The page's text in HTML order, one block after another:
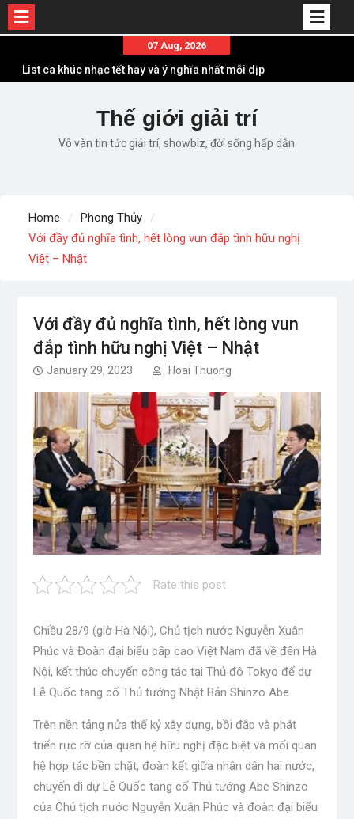
content
07 Aug, 2026
List ca khúc nhạc tết hay và ý nghĩa nhất mỗi dịp
xuân về
Em ơi lên phố – Minh Vương: Màn comeback
Những ca khúc nhạc xuân “sặc mùi” quảng cáo
nhưng vẫn ấn tượng
Lời bài hát Làm Gì Phải Hốt – Sản phẩm âm nhạc
Thế giới giải trí
Vô vàn tin tức giải trí, showbiz, đời sống hấp dẫn
Home
Phong Thủy
Với đầy đủ nghĩa tình, hết lòng vun đắp tình hữu nghị
Việt – Nhật
Với đầy đủ nghĩa tình, hết lòng vun
đắp tình hữu nghị Việt – Nhật
January 29, 2023 Hoai Thuong
Rate this post
Chiều 28/9 (giờ Hà Nội), Chủ tịch nước Nguyễn Xuân
Phúc và Đoàn đại biểu cấp cao Việt Nam đã về đến Hà
Nội, kết thúc chuyến công tác tại Thủ đô Tokyo để dự
Lễ Quốc tang cố Thủ tướng Nhật Bản Shinzo Abe.
Trên nền tảng nửa thế kỷ xây dựng, bồi đắp và phát
triển rực rỡ của quan hệ hữu nghị đặc biệt và mối quan
hệ hợp tác bền chặt, đoàn kết giữa nhân dân hai nước,
chuyến đi dự Lễ Quốc tang cố Thủ tướng Abe Shinzo
của Chủ tịch nước Nguyễn Xuân Phúc và đoàn đại biểu